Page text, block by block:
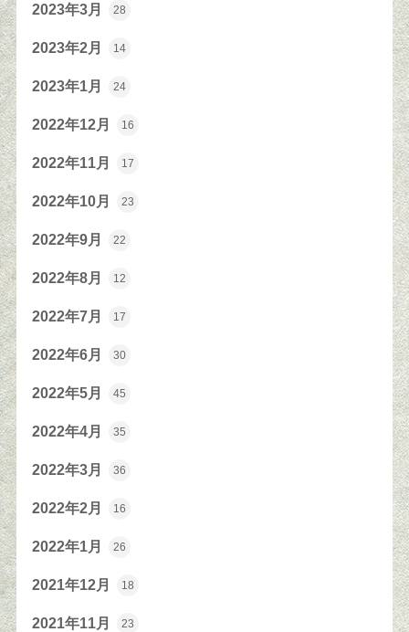
2023年3月 28
2023年2月 14
2023年1月 24
2022年12月 16
2022年11月 17
2022年10月 23
2022年9月 22
2022年8月 12
2022年7月 17
2022年6月 30
2022年5月 45
2022年4月 35
2022年3月 36
2022年2月 16
2022年1月 26
2021年12月 18
2021年11月 23